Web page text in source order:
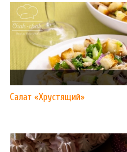
Салат «Хрустящий»